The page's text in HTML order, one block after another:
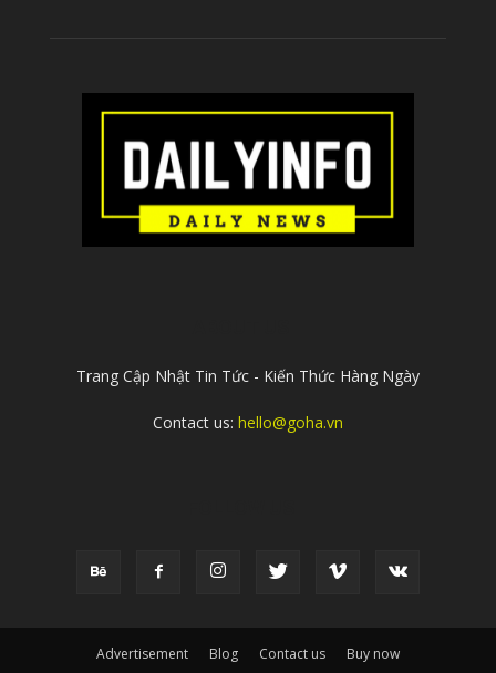
Trang Cập Nhật Tin Tức - Kiến Thức Hàng Ngày
Contact us: hello@goha.vn
Advertisement Blog Contact us Buy now